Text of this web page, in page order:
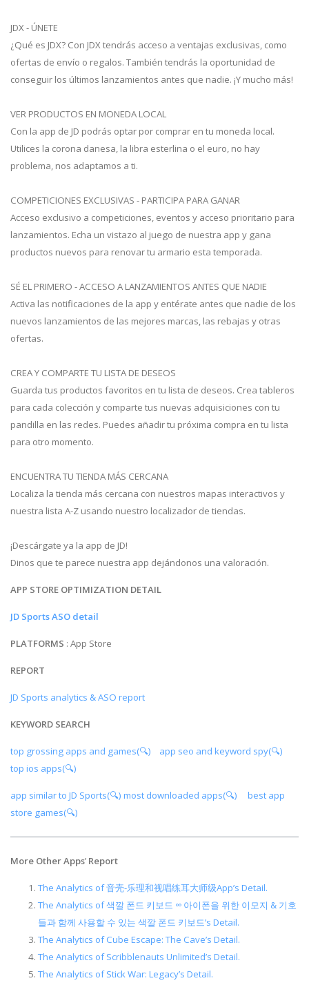
JDX - ÚNETE
¿Qué es JDX? Con JDX tendrás acceso a ventajas exclusivas, como
ofertas de envío o regalos. También tendrás la oportunidad de
conseguir los últimos lanzamientos antes que nadie. ¡Y mucho más!
VER PRODUCTOS EN MONEDA LOCAL
Con la app de JD podrás optar por comprar en tu moneda local.
Utilices la corona danesa, la libra esterlina o el euro, no hay
problema, nos adaptamos a ti.
COMPETICIONES EXCLUSIVAS - PARTICIPA PARA GANAR
Acceso exclusivo a competiciones, eventos y acceso prioritario para
lanzamientos. Echa un vistazo al juego de nuestra app y gana
productos nuevos para renovar tu armario esta temporada.
SÉ EL PRIMERO - ACCESO A LANZAMIENTOS ANTES QUE NADIE
Activa las notificaciones de la app y entérate antes que nadie de los
nuevos lanzamientos de las mejores marcas, las rebajas y otras
ofertas.
CREA Y COMPARTE TU LISTA DE DESEOS
Guarda tus productos favoritos en tu lista de deseos. Crea tableros
para cada colección y comparte tus nuevas adquisiciones con tu
pandilla en las redes. Puedes añadir tu próxima compra en tu lista
para otro momento.
ENCUENTRA TU TIENDA MÁS CERCANA
Localiza la tienda más cercana con nuestros mapas interactivos y
nuestra lista A-Z usando nuestro localizador de tiendas.
¡Descárgate ya la app de JD!
Dinos que te parece nuestra app dejándonos una valoración.
APP STORE OPTIMIZATION DETAIL
JD Sports ASO detail
PLATFORMS : App Store
REPORT
JD Sports analytics & ASO report
KEYWORD SEARCH
top grossing apps and games(🔍)
app seo and keyword spy(🔍)
top ios apps(🔍)
app similar to JD Sports(🔍) most downloaded apps(🔍)
best app
store games(🔍)
More Other Apps’ Report
The Analytics of 音壳-乐理和视唱练耳大师级App’s Detail.
The Analytics of 색깔 폰드 키보드 ∞ 아이폰을 위한 이모지 & 기호
들과 함께 사용할 수 있는 색깔 폰드 키보드’s Detail.
The Analytics of Cube Escape: The Cave’s Detail.
The Analytics of Scribblenauts Unlimited’s Detail.
The Analytics of Stick War: Legacy’s Detail.